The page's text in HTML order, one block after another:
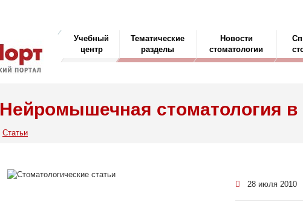
Учебный
центр
Тематические
разделы
Новости
стоматологии
Нейромышечная стоматология в
Статьи
28 июля 2010